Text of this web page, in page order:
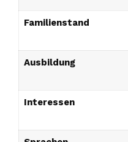
Familienstand
Ausbildung
Interessen